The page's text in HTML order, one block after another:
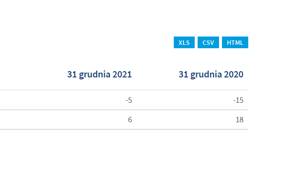
XLS CSV HTML
31 grudnia 2021 31 grudnia 2020
-5
-15
6 18